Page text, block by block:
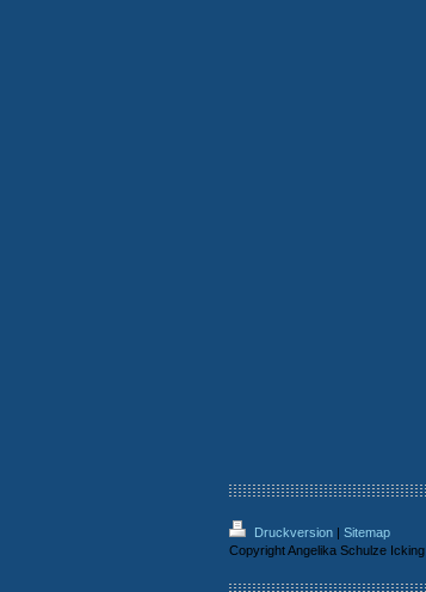
Druckversion | Sitemap
Copyright Angelika Schulze Icking